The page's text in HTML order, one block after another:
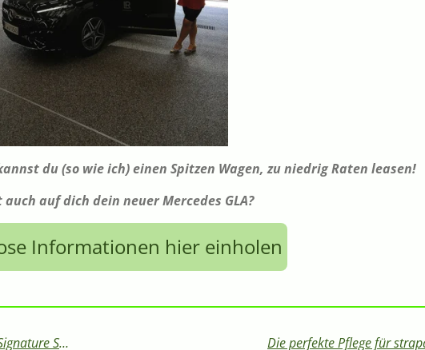
du (so wie ich) einen Spitzen Wagen, zu niedrig Raten leasen!
auf dich dein neuer Mercedes GLA?
Informationen hier einholen
Mein persönlicher Erfahrungsbericht mit dem LR Signature Shade Set – Warum du es unbedingt brauchst! Die perfekte Pflege für